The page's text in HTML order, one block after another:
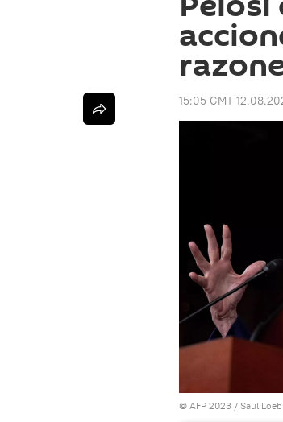
15:05 GMT
© AFP 2023 / Saul Loeb